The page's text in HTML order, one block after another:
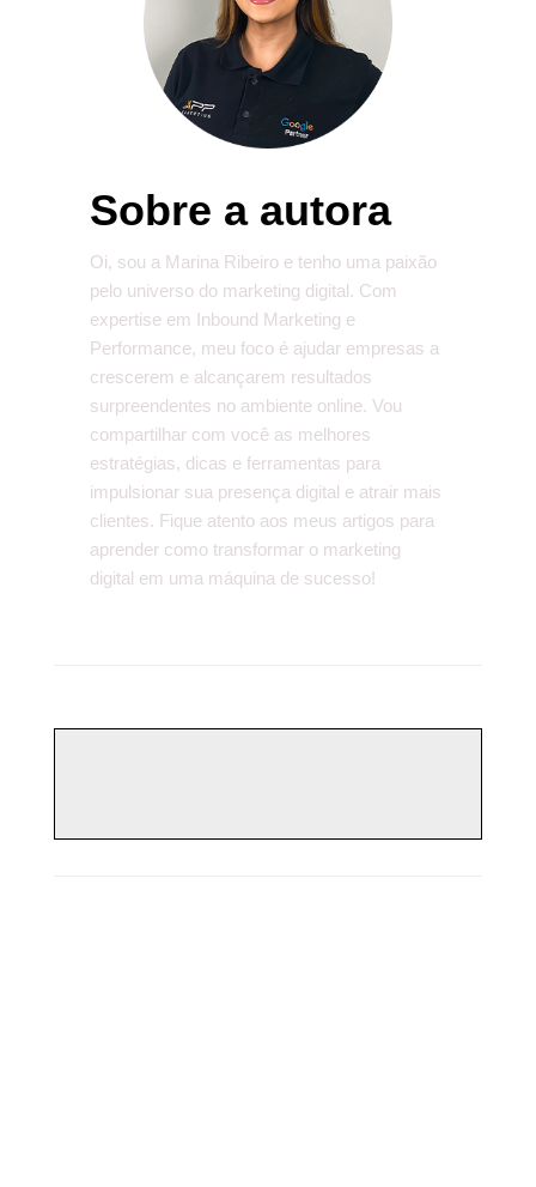
Sobre a autora
Oi, sou a Marina Ribeiro e tenho uma paixão
pelo universo do marketing digital. Com
expertise em Inbound Marketing e
Performance, meu foco é ajudar empresas a
crescerem e alcançarem resultados
surpreendentes no ambiente online. Vou
compartilhar com você as melhores
estratégias, dicas e ferramentas para
impulsionar sua presença digital e atrair mais
clientes. Fique atento aos meus artigos para
aprender como transformar o marketing
digital em uma máquina de sucesso!